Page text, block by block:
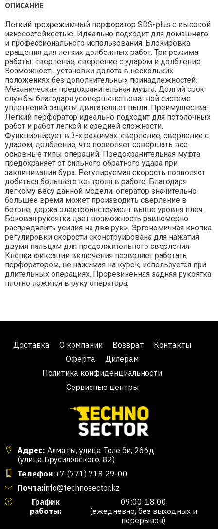
ОПИСАНИЕ
Легкий трехрежимный перфоратор SDS-plus с высокой
износостойкостью. Идеально подходит для домашнего
и профессионального использования. Блокировка
вращения для легких долбежных работ. Три режима
работы: сверление, сверление с ударом и долбление.
Возможность установки долота в нескольких
положениях без дополнительных принадлежностей.
Механическая предохранительная муфта. Долгий срок
службы благодаря усовершенствованной системе
уплотнений защиты двигателя от пыли. Преимущества:
Легкий перфоратор идеально подходит для потолочных
работ и работ легкой и средней сложности.
Функционирует в 3-х режимах: сверление, сверление с
ударом, долбление, что позволяет совершать все
основные типы операций. Предохранительная муфта
предохраняет от сильного обратного удара при
заклинивании бура. Регулируемая скорость позволяет
добиться большего контроля в работе. Благодаря
легкому весу данной модели, оператор значительно
большее время может производить сверление в
бетоне, держа электроинструмент выше уровня плеч.
Боковая рукоятка дает возможность равномерно
распределить усилия на две руки. Эргономичная кнопка
регулировки скорости сконструирована для нажатия
двумя пальцам для продолжительного сверления.
Кнопка фиксации включения позволяет работать
перфоратором, не нажимая на курок, используется при
длительных операциях. Прорезиненная задняя рукоятка
плотно ложится в руку оператора.
Доставка О компании Возврат
Контакты
Оферта
Дилерам
Политика конфиденциальности
Сервисные центры
Адрес: Алматы, улица Толе би, 266д
(улица Брусиловского, 82)
Телефон:+7 (771) 718 29-00
Почта:info@technosector.kz
График
работы:
09:00-18:00
(ежедневно, без выходных и
перерывов)